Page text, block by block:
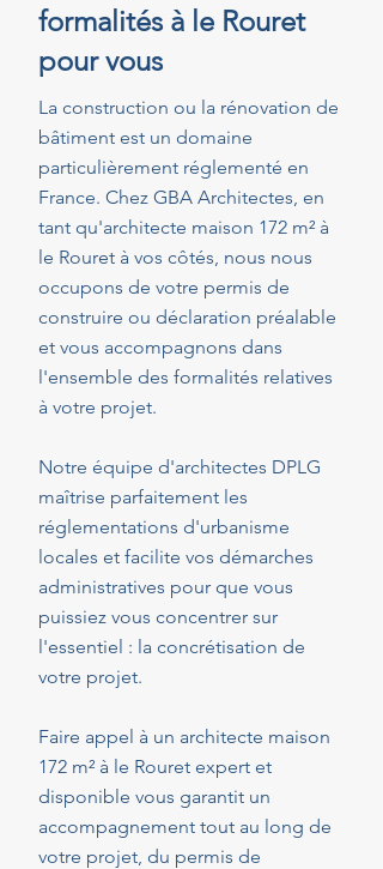
formalités à le Rouret
pour vous
La construction ou la rénovation de
bâtiment est un domaine
particulièrement réglementé en
France. Chez GBA Architectes, en
tant qu'architecte maison 172 m² à
le Rouret à vos côtés, nous nous
occupons de votre permis de
construire ou déclaration préalable
et vous accompagnons dans
l'ensemble des formalités relatives
à votre projet.
Notre équipe d'architectes DPLG
maîtrise parfaitement les
réglementations d'urbanisme
locales et facilite vos démarches
administratives pour que vous
puissiez vous concentrer sur
l'essentiel : la concrétisation de
votre projet.
Faire appel à un architecte maison
172 m² à le Rouret expert et
disponible vous garantit un
accompagnement tout au long de
votre projet, du permis de